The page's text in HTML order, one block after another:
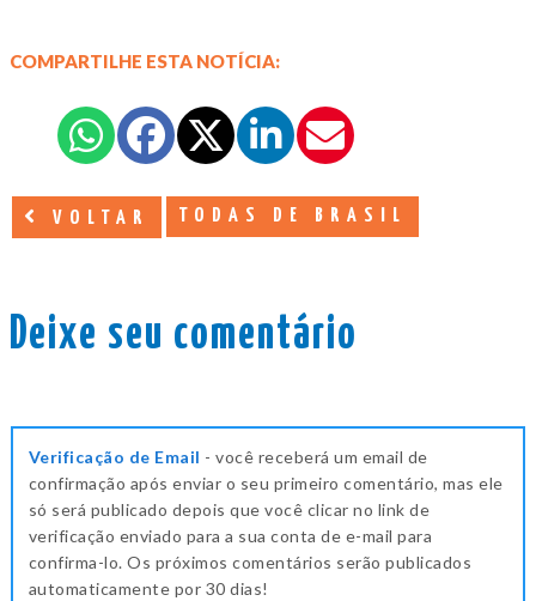
COMPARTILHE ESTA NOTÍCIA:
VOLTAR TODAS DE BRASIL
Deixe seu comentário
Verificação de Email - você receberá um email de
confirmação após enviar o seu primeiro comentário, mas ele
só será publicado depois que você clicar no link de
verificação enviado para a sua conta de e-mail para
confirma-lo. Os próximos comentários serão publicados
automaticamente por 30 dias!